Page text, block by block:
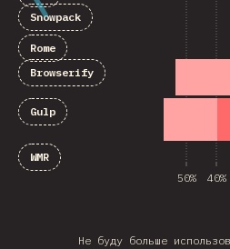
Не буду больше
50% 40%
Snowpack
Rome
Browserify
Gulp
WMR